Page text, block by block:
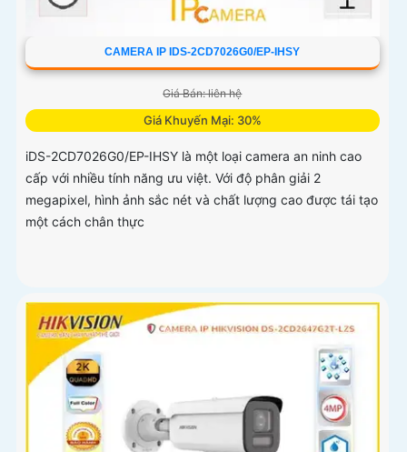
CAMERA IP IDS-2CD7026G0/EP-IHSY
Giá Bán: liên hệ
Giá Khuyến Mại: 30%
iDS-2CD7026G0/EP-IHSY là một loại camera an ninh cao
cấp với nhiều tính năng ưu việt. Với độ phân giải 2
megapixel, hình ảnh sắc nét và chất lượng cao được tái tạo
một cách chân thực